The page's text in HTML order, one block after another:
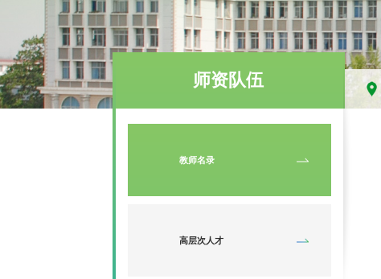
师资队伍
教师名录
高层次人才